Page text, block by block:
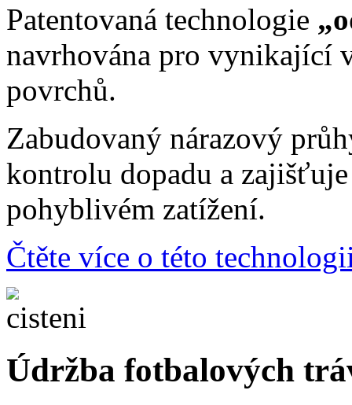
Patentovaná technologie
navrhována pro vynikající
povrchů.
Zabudovaný nárazový
kontrolu dopadu a
pohyblivém zatížení.
Čtěte více o této
Údržba fotbalových